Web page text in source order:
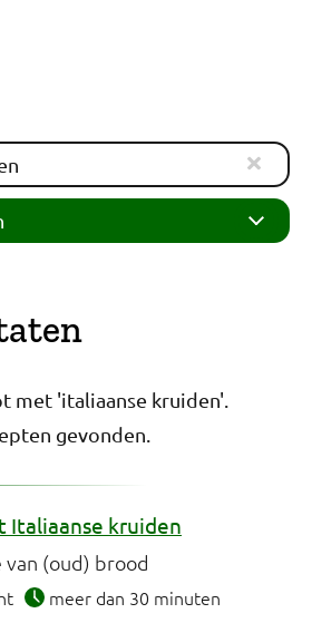
met 'italiaanse kruiden'.
gevonden.
kruiden
van (oud) brood
meer dan 30 minuten